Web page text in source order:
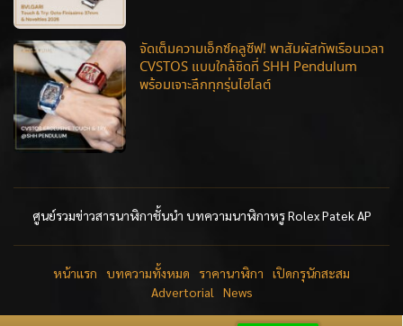
จัดเต็มความเอ็กซ์คลูซีฟ! พาสัมผัสทัพเรือนเวลา
CVSTOS แบบใกล้ชิดที่ SHH Pendulum
พร้อมเจาะลึกทุกรุ่นไฮไลต์
ศูนย์รวมข่าวสารนาฬิกาชั้นนำ บทความนาฬิกาหรู Rolex Patek AP
หน้าแรก บทความทั้งหมด ราคานาฬิกา
เปิดกรุนักสะสม
Advertorial
News